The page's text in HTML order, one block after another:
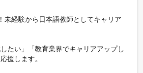
未経験から日本語教師としてキャリア
したい」「教育業界でキャリアアップし
援します。